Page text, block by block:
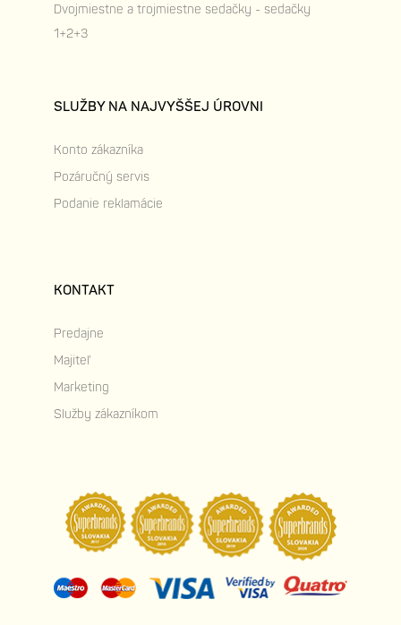
Dvojmiestne a trojmiestne sedačky - sedačky
1+2+3
SLUŽBY NA NAJVYŠŠEJ ÚROVNI
Konto zákazníka
Pozáručný servis
Podanie reklamácie
KONTAKT
Predajne
Majiteľ
Marketing
Služby zákazníkom